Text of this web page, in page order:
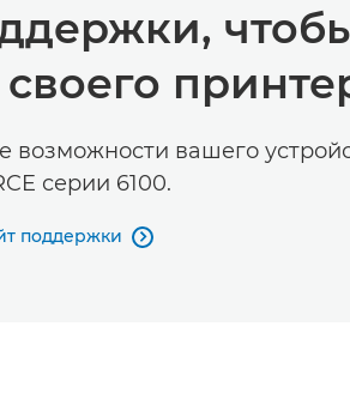
возможности вашего
серии 6100.
поддержки 